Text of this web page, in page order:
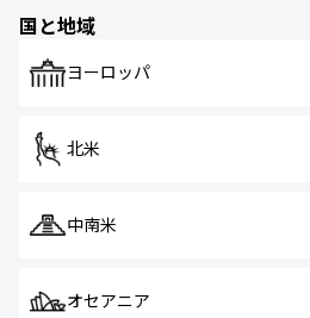
で、ホーカーズは地元の風
国と地域
ヨーロッパ
北米
中南米
オセアニア